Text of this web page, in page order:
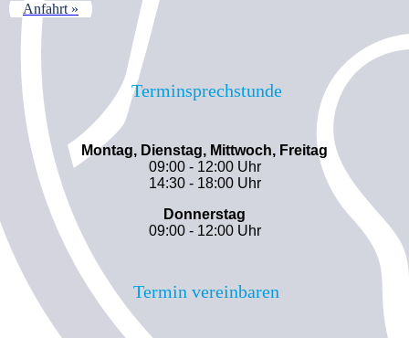
Anfahrt »
Terminsprechstunde
Montag, Dienstag, Mittwoch, Freitag
09:00 - 12:00 Uhr
14:30 - 18:00 Uhr
Donnerstag
09:00 - 12:00 Uhr
Termin vereinbaren